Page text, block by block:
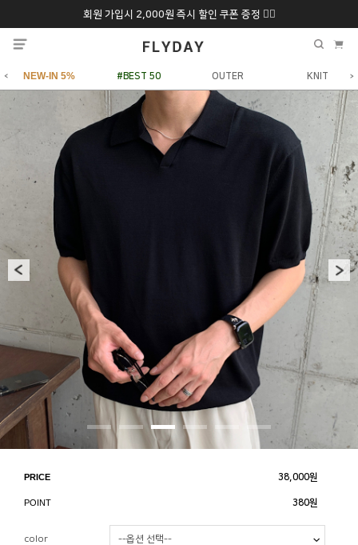
회원 가입시 2,000원 즉시 할인 쿠폰 증정 ❤️‍🔥
추석 특별 할인 10~20% 9/6 화 ~ 9/12월
NEW-IN 5% #BEST 50 OUTER KNIT
PRICE 38,000원
POINT 380원
color